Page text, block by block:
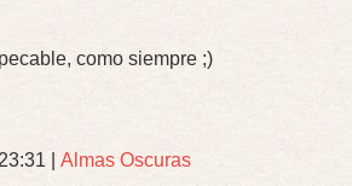
como siempre ;)
Almas Oscuras